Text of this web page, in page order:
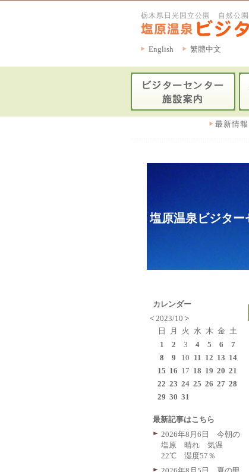
栃木県日光国立公園 自然公園
English 繁體中文
最新情
塩原温泉ビジター
カレンダー
< 2023/10 >
日
月 火 水 木 金 土
1
2 3 4 5 6
7
8
9 10 11 12 13 14
15 16 17 18 19 20 21
22 23 24 25 26 27 28
29 30 31
最新記事はこちら
2026年8月6日 今朝の
塩原 晴れ 気温
22℃ 湿度57％